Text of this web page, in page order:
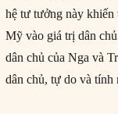
hệ tư tưởng này khiến
Mỹ vào giá trị dân
dân chủ của Nga và
dân chủ, tự do và